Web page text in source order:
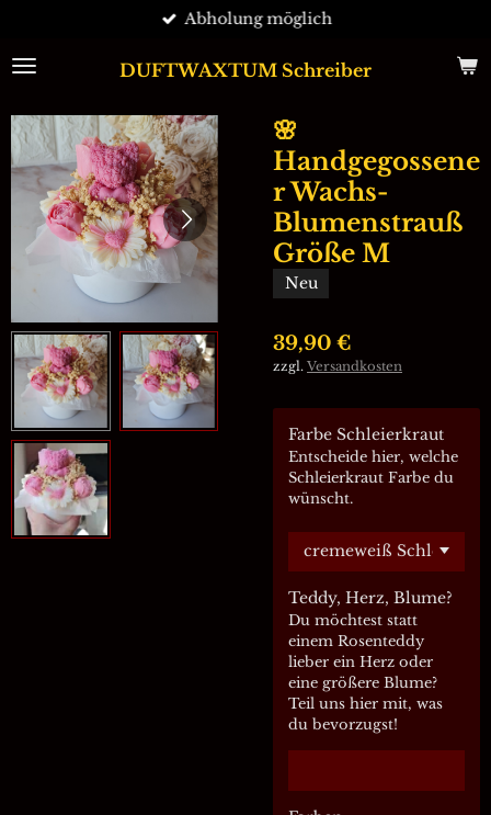
springen
DUFTWAXTUM Schreiber
Abholung möglich
🌸
Handgegossene
r Wachs-
Blumenstrauß
Größe M
Neu
39,90 €
zzgl. Versandkosten
Farbe Schleierkraut
Entscheide hier, welche
Schleierkraut Farbe du
wünscht.
Teddy, Herz, Blume?
Du möchtest statt
einem Rosenteddy
lieber ein Herz oder
eine größere Blume?
Teil uns hier mit, was
du bevorzugst!